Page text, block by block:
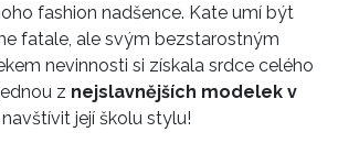
fashion nadšence. Kate umí být
fatale, ale svým bezstarostným
nevinnosti si získala srdce celého
z nejslavnějších modelek v
její školu stylu!